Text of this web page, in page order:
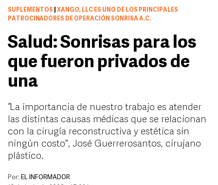
SUPLEMENTOS
XANGO, LLC ES UNO DE LOS PRINCIPALES
PATROCINADORES DE OPERACIÓN SONRISA A.C.
Salud: Sonrisas para los
que fueron privados de
una
“La importancia de nuestro trabajo es atender
las distintas causas médicas que se relacionan
con la cirugía reconstructiva y estética sin
ningún costo”, José Guerrerosantos, cirujano
plástico.
Por: EL INFORMADOR